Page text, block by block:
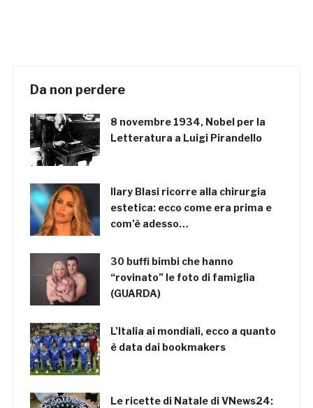
Da non perdere
8 novembre 1934, Nobel per la
Letteratura a Luigi Pirandello
Ilary Blasi ricorre alla chirurgia
estetica: ecco come era prima e
com’è adesso…
30 buffi bimbi che hanno
“rovinato” le foto di famiglia
(GUARDA)
L’Italia ai mondiali, ecco a quanto
è data dai bookmakers
Le ricette di Natale di VNews24: